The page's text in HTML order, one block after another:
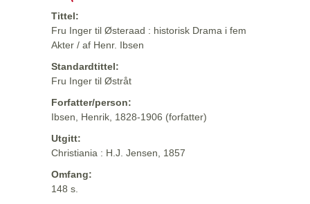
Tittel:
Fru Inger til Østeraad : historisk Drama i fem
Akter / af Henr. Ibsen
Standardtittel:
Fru Inger til Østråt
Forfatter/person:
Ibsen, Henrik, 1828-1906 (forfatter)
Utgitt:
Christiania : H.J. Jensen, 1857
Omfang:
148 s.